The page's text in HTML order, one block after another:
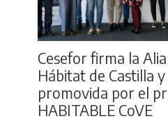
Cesefor firma la
Hábitat de Castilla
promovida por el
HABITABLE CoVE